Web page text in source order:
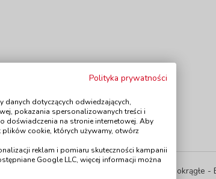
Polityka prywatności
danych dotyczących odwiedzających,
pokazania spersonalizowanych treści i
doświadczenia na stronie internetowej. Aby
plików cookie, których używamy, otwórz
reklam i pomiaru skuteczności kampanii
Google LLC, więcej informacji można